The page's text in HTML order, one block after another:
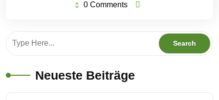
0 Comments
Neueste Beiträge